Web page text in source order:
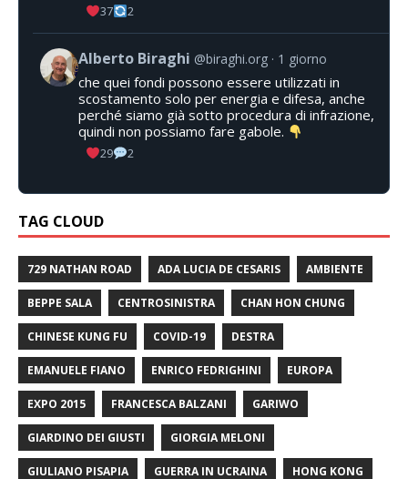
37 2
Alberto Biraghi @biraghi.org 1 giorno
che quei fondi possono essere utilizzati in
scostamento solo per energia e difesa, anche
perché siamo già sotto procedura di infrazione,
quindi non possiamo fare gabole.
29 2
TAG CLOUD
729 NATHAN ROAD ADA LUCIA DE CESARIS AMBIENTE
BEPPE SALA CENTROSINISTRA CHAN HON CHUNG
CHINESE KUNG FU COVID-19 DESTRA
EMANUELE FIANO ENRICO FEDRIGHINI EUROPA
EXPO 2015 FRANCESCA BALZANI GARIWO
GIARDINO DEI GIUSTI GIORGIA MELONI
GIULIANO PISAPIA GUERRA IN UCRAINA HONG KONG